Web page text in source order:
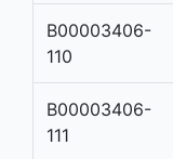
B00003406-
110
B00003406-
111